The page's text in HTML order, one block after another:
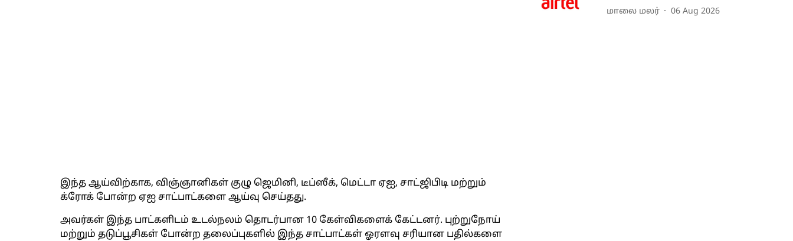
இந்த ஆய்விற்காக, விஞ்ஞானிகள் குழு ஜெமினி, டீப்ஸீக், மெட்டா ஏஐ, சாட்ஜிபிடி மற்றும்
க்ரோக் போன்ற ஏஐ சாட்பாட்களை ஆய்வு செய்தது.
அவர்கள் இந்த பாட்களிடம் உடல்நலம் தொடர்பான 10 கேள்விகளைக் கேட்டனர். புற்றுநோய்
மற்றும் தடுப்பூசிகள் போன்ற தலைப்புகளில் இந்த சாட்பாட்கள் ஓரளவு சரியான பதில்களை
மாலை மலர் 06 Aug 2026